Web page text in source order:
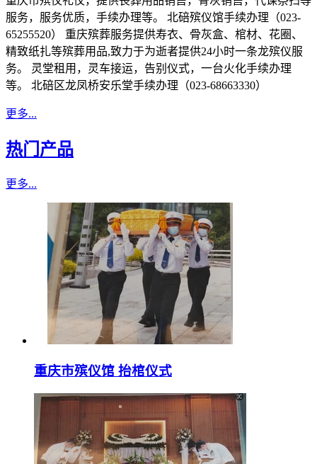
服务，服务优质，手续办理等。 北碚殡仪馆手续办理（023-
65255520） 重庆殡葬服务提供寿衣、骨灰盒、棺材、花圈、
精致纸扎等殡葬用品,致力于为逝者提供24小时一条龙殡仪服
务。 灵堂租用，灵车接运，告别仪式，一台火化手续办理
等。 北碚区龙凤桥安乐堂手续办理（023-68663330）
更多...
热门产品
更多...
重庆市殡仪馆 抬棺仪式